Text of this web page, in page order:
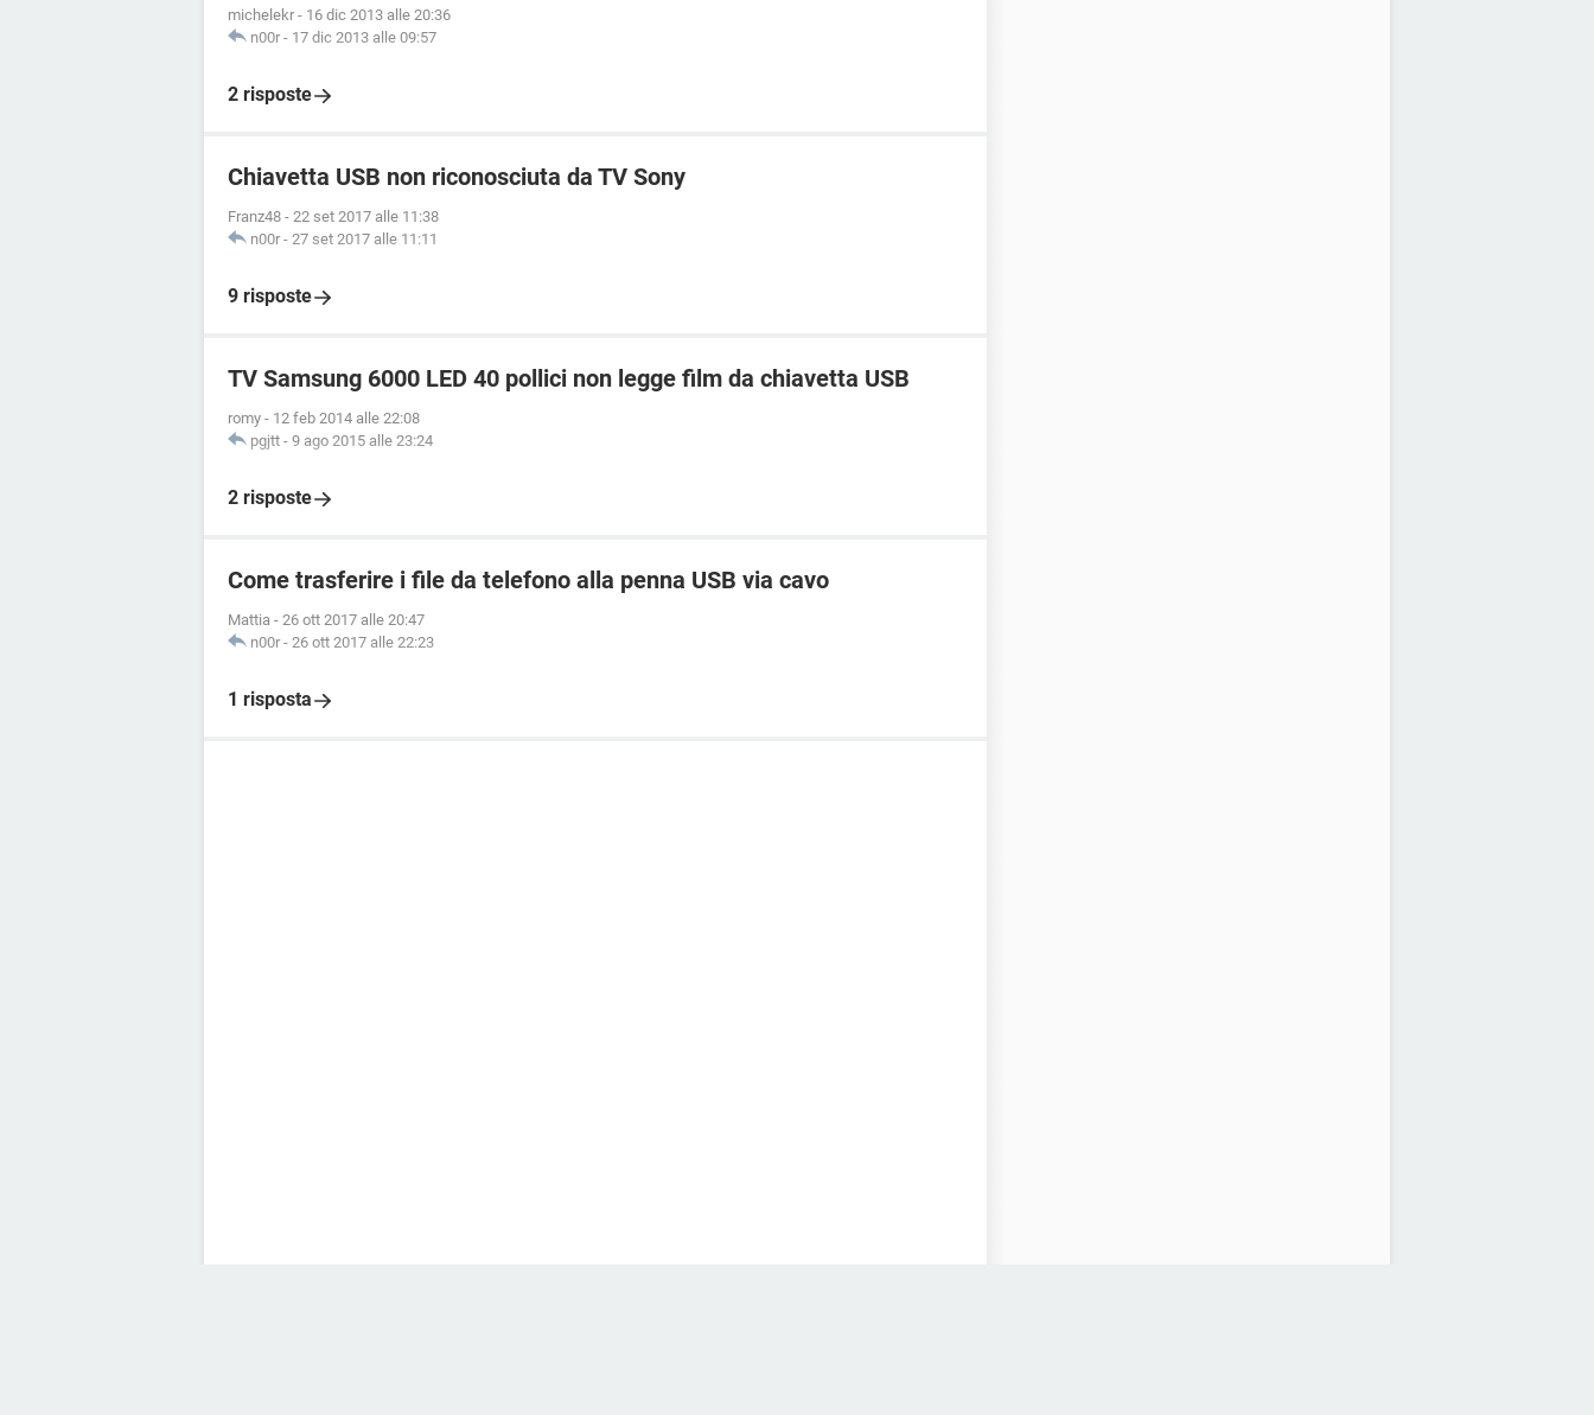
michelekr - 16 dic 2013 alle 20:36
n00r - 17 dic 2013 alle 09:57
2 risposte
Chiavetta USB non riconosciuta da TV Sony
Franz48 - 22 set 2017 alle 11:38
n00r - 27 set 2017 alle 11:11
9 risposte
TV Samsung 6000 LED 40 pollici non legge film da chiavetta USB
romy - 12 feb 2014 alle 22:08
pgjtt - 9 ago 2015 alle 23:24
2 risposte
Come trasferire i file da telefono alla penna USB via cavo
Mattia - 26 ott 2017 alle 20:47
n00r - 26 ott 2017 alle 22:23
1 risposta